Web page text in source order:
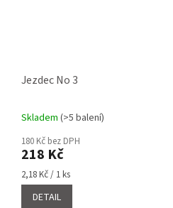
Jezdec No 3
Průměrné
hodnocení
produktu
je
5,0
z
Skladem (>5 balení)
180 Kč bez DPH
218 Kč
Měrná
cena:
2,18 Kč / 1 ks
DETAIL